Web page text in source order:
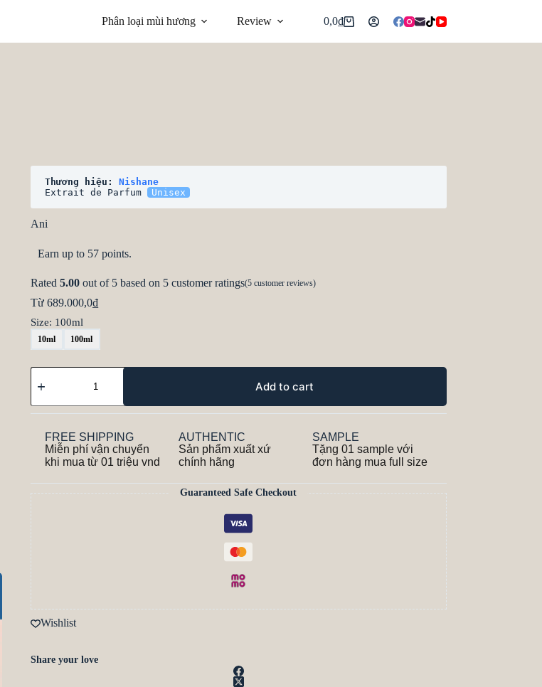
Phân loại mùi hương Review 0,0₫
Thương hiệu: Nishane
Extrait de Parfum
Unisex
Ani
Earn up to 57 points.
Rated 5.00out of 5 based on 5customer ratings(5customer reviews)
Từ 689.000,0₫
Size: 100ml
10ml 100ml
Add to cart
FREE SHIPPING
Miễn phí vận chuyển
khi mua từ 01 triệu vnd
AUTHENTIC
Sản phẩm xuất xứ
chính hãng
SAMPLE
Tặng 01 sample với
đơn hàng mua full size
Guaranteed Safe Checkout
Wishlist
Share your love